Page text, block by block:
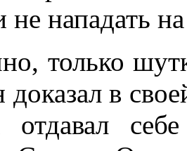
нападать
только
доказал в
отдавал